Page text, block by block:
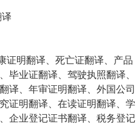
证明翻译、死亡证翻译、产品
毕业证翻译、驾驶执照翻译、
译、年审证明翻译、外国公司
证明翻译、在读证明翻译、学
企业登记证书翻译、税务登记